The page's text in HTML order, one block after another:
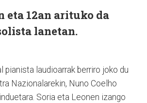
eta 12an arituko da
lanetan.
pianista laudioarrak berriro joko du
Nazionalarekin, Nuno Coelho
Soria eta Leonen izango